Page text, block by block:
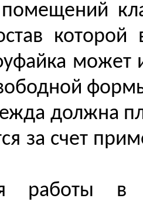
должна
за счет
работы